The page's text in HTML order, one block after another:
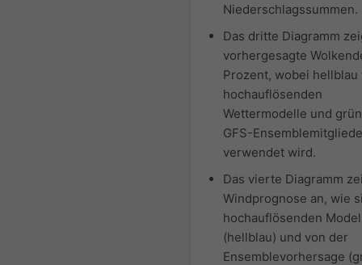
Niederschlagssummen.
Das dritte Diagramm
vorhergesagte
Prozent, wobei hellblau
hochauflösenden
Wettermodelle und
GFS-
verwendet wird.
Das vierte Diagramm
Windprognose an, wie
hochauflösenden
(hellblau) und von der
Ensemblevorhersage